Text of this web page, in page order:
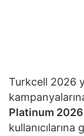
Turkcell 2026
Platinum 2026